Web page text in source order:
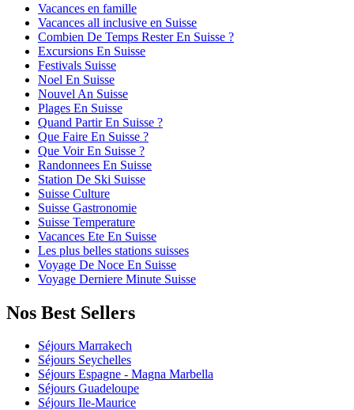
Vacances en famille
Vacances all inclusive en Suisse
Combien De Temps Rester En Suisse ?
Excursions En Suisse
Festivals Suisse
Noel En Suisse
Nouvel An Suisse
Plages En Suisse
Quand Partir En Suisse ?
Que Faire En Suisse ?
Que Voir En Suisse ?
Randonnees En Suisse
Station De Ski Suisse
Suisse Culture
Suisse Gastronomie
Suisse Temperature
Vacances Ete En Suisse
Les plus belles stations suisses
Voyage De Noce En Suisse
Voyage Derniere Minute Suisse
Nos Best Sellers
Séjours Marrakech
Séjours Seychelles
Séjours Espagne - Magna Marbella
Séjours Guadeloupe
Séjours Ile-Maurice